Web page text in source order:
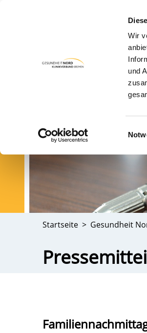
Wir
und
Startseite Gesundheit